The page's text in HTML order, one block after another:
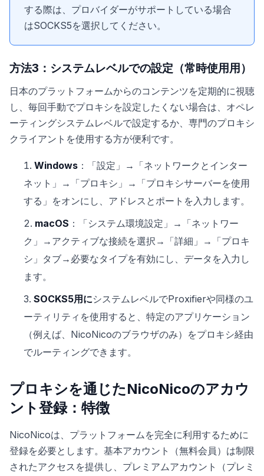
する際は、プロバイダーがサポートしている場合
はSOCKS5を選択してください。
方法3：システムレベルでの設定（常時使用用）
日本のプラットフォームからのコンテンツを定期的に視聴
し、毎回手動でプロキシを設定したくない場合は、オペレ
ーティングシステムレベルで設定するか、専門のプロキシ
クライアントを使用する方が便利です。
Windows ：「設定」→「ネットワークとインター
ネット」→「プロキシ」→「プロキシサーバーを使用
する」をオンにし、アドレスとポートを入力します。
macOS ：「システム環境設定」→「ネットワー
ク」→アクティブな接続を選択→「詳細」→「プロキ
シ」タブ→必要なタイプを有効にし、データを入力し
ます。
SOCKS5用にシステムレベルでProxifierや同様のユ
ーティリティを使用すると、特定のアプリケーション
（例えば、NicoNicoのブラウザのみ）をプロキシ経由
でルーティングできます。
プロキシを通じたNicoNicoのアカウ
ント登録：特徴
NicoNicoは、プラットフォームを完全に利用するために
登録を必要とします。基本アカウント（無料会員）は制限
されたアクセスを提供し、プレミアムアカウント（プレミ